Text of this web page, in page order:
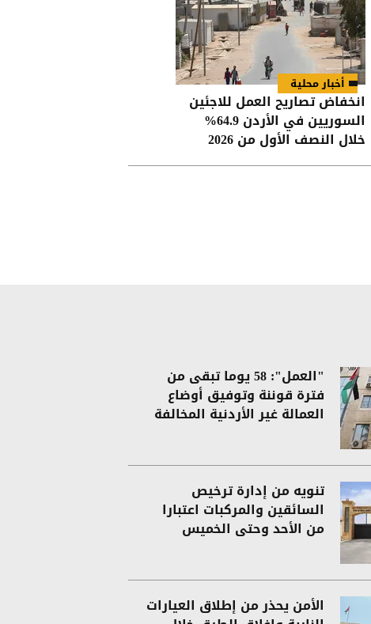
أخبار محلية
انخفاض تصاريح العمل للاجئين
السوريين في الأردن 64.9%
خلال النصف الأول من 2026
"العمل": 58 يوما تبقى من
فترة قوننة وتوفيق أوضاع
العمالة غير الأردنية المخالفة
تنويه من إدارة ترخيص
السائقين والمركبات اعتبارا
من الأحد وحتى الخميس
الأمن يحذر من إطلاق العيارات